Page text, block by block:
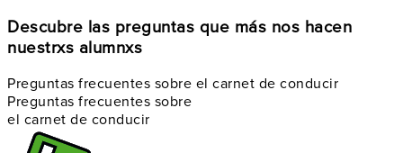
Descubre las preguntas que más nos hacen
nuestrxs alumnxs
Preguntas frecuentes sobre el carnet de conducir
Preguntas frecuentes sobre
el carnet de conducir